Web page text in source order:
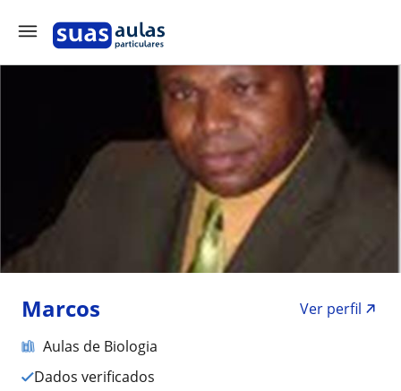
Marcos
Ver perfil
Aulas de Biologia
Dados verificados